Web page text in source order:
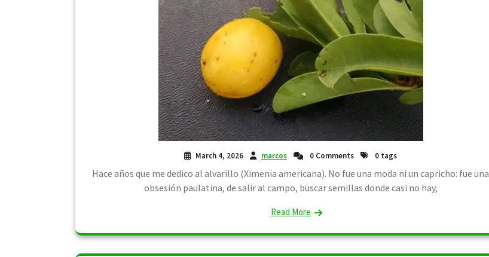
March 4, 2026 marcos 0 Comments 0 tags
Hace años que me dedico al alvarillo (Ximenia americana). No fue una moda ni un capricho: fue una
obsesión paulatina, de salir al campo, buscar semillas donde casi no hay,
Read More